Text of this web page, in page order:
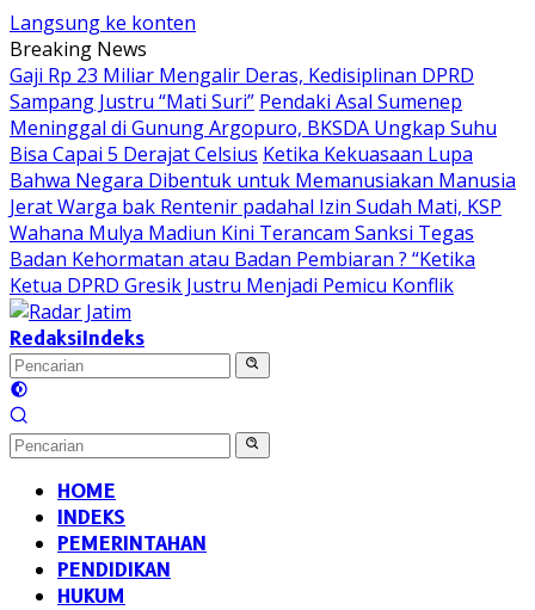
Langsung ke konten
Breaking News
Gaji Rp 23 Miliar Mengalir Deras, Kedisiplinan DPRD
Sampang Justru “Mati Suri” Pendaki Asal Sumenep
Meninggal di Gunung Argopuro, BKSDA Ungkap Suhu
Bisa Capai 5 Derajat Celsius Ketika Kekuasaan Lupa
Bahwa Negara Dibentuk untuk Memanusiakan Manusia
Jerat Warga bak Rentenir padahal Izin Sudah Mati, KSP
Wahana Mulya Madiun Kini Terancam Sanksi Tegas
Badan Kehormatan atau Badan Pembiaran ? “Ketika
Ketua DPRD Gresik Justru Menjadi Pemicu Konflik
RedaksiIndeks
HOME
INDEKS
PEMERINTAHAN
PENDIDIKAN
HUKUM